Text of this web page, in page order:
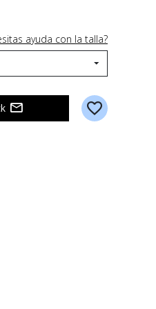
ayuda con la talla?